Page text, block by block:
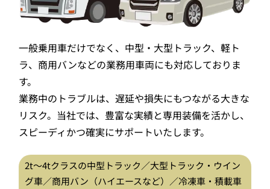
一般乗用車だけでなく、中型・大型トラック、軽ト
ラ、商用バンなどの業務用車両にも対応しておりま
す。
業務中のトラブルは、遅延や損失にもつながる大きな
リスク。当社では、豊富な実績と専用装備を活かし、
スピーディかつ確実にサポートいたします。
2t〜4tクラスの中型トラック／大型トラック・ウイン
グ車／商用バン（ハイエースなど）／冷凍車・積載車